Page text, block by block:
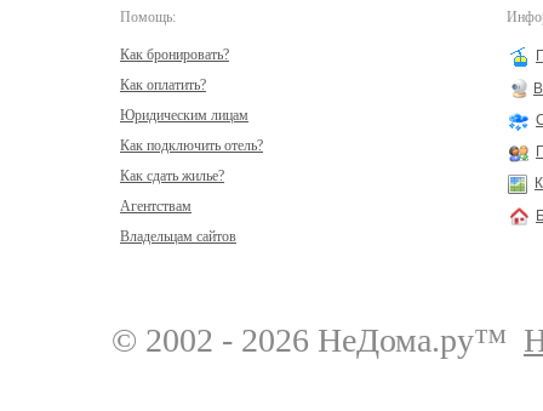
Помощь:
Как бронировать?
Как оплатить?
Юридическим лицам
Как подключить отель?
Как сдать жилье?
Агентствам
Владельцам сайтов
© 2002 - 2026 НеДома.ру™